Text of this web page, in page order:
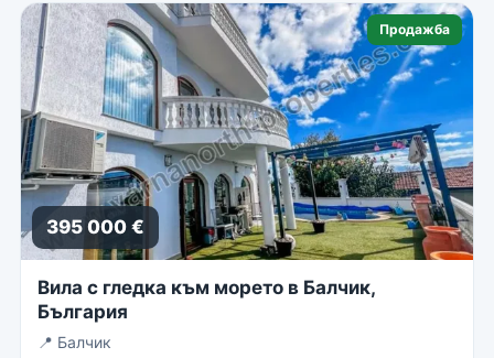
Продажба
395 000 €
Вила с гледка към морето в Балчик,
България
📍 Балчик